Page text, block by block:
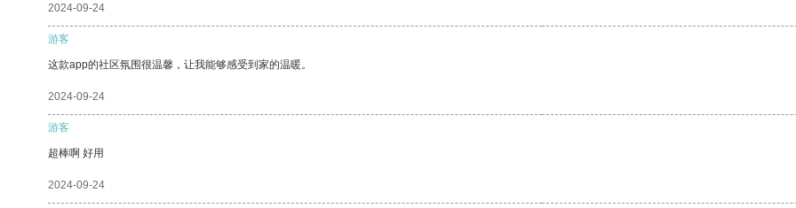
2024-09-24
游客
这款app的社区氛围很温馨，让我能够感受到家的温暖。
2024-09-24
游客
超棒啊 好用
2024-09-24